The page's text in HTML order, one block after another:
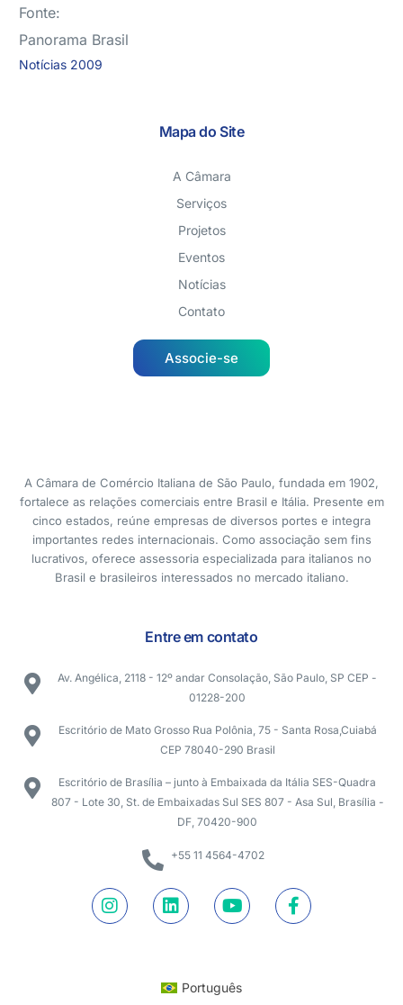
Fonte:
Panorama Brasil
Notícias 2009
Mapa do Site
A Câmara
Serviços
Projetos
Eventos
Notícias
Contato
Associe-se
A Câmara de Comércio Italiana de São Paulo, fundada em 1902,
fortalece as relações comerciais entre Brasil e Itália. Presente em
cinco estados, reúne empresas de diversos portes e integra
importantes redes internacionais. Como associação sem fins
lucrativos, oferece assessoria especializada para italianos no
Brasil e brasileiros interessados no mercado italiano.
Entre em contato
Av. Angélica, 2118 - 12º andar Consolação, São Paulo, SP CEP -
01228-200
Escritório de Mato Grosso Rua Polônia, 75 - Santa Rosa,Cuiabá
CEP 78040-290 Brasil
Escritório de Brasília – junto à Embaixada da Itália SES-Quadra
807 - Lote 30, St. de Embaixadas Sul SES 807 - Asa Sul, Brasília -
DF, 70420-900
+55 11 4564-4702
Português